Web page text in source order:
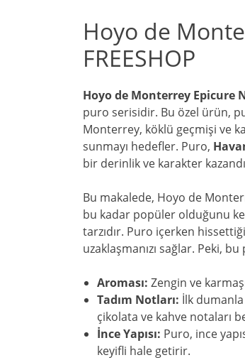
Hoyo de
FREESHOP
Hoyo de Monterrey Epicure
puro serisidir. Bu özel ürün,
Monterrey, köklü geçmişi ve
sunmayı hedefler. Puro,
bir derinlik ve karakter
Bu makalede, Hoyo de
bu kadar popüler olduğunu
tarzıdır. Puro içerken
uzaklaşmanızı sağlar. Peki,
Aroması: Zengin ve
Tadım Notları: İlk
çikolata ve kahve notaları
İnce Yapısı: Puro, ince
keyifli hale getirir.